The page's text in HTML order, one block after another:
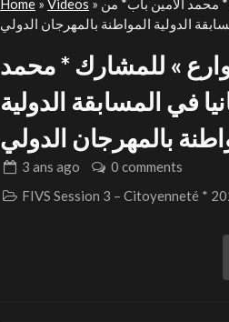
Home » Videos » * محمد الأمين باب* من
» للمشارك * محمد
في المسابقة الدولية
3 ans ago
0 comments